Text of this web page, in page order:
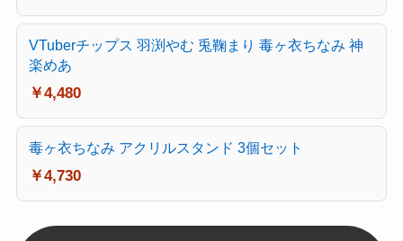
VTuberチップス 羽渕やむ 兎鞠まり 毒ヶ衣ちなみ 神
楽めあ
￥4,480
毒ヶ衣ちなみ アクリルスタンド 3個セット
￥4,730